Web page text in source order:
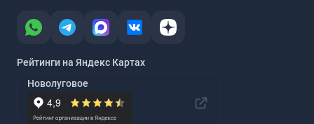
Рейтинги на Яндекс Картах
Новолуговое